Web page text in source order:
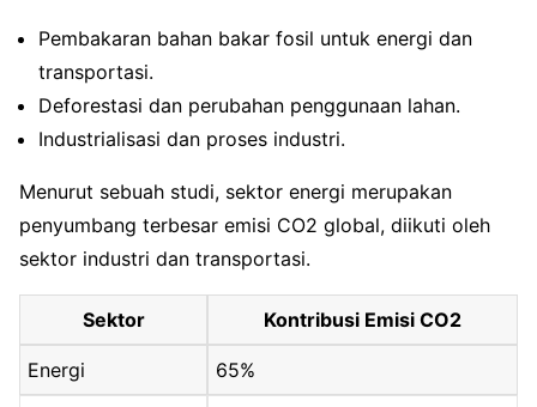
Pembakaran bahan bakar fosil untuk energi dan
transportasi.
Deforestasi dan perubahan penggunaan lahan.
Industrialisasi dan proses industri.
Menurut sebuah studi, sektor energi merupakan
penyumbang terbesar emisi CO2 global, diikuti oleh
sektor industri dan transportasi.
Sektor Kontribusi Emisi CO2
Energi 65%